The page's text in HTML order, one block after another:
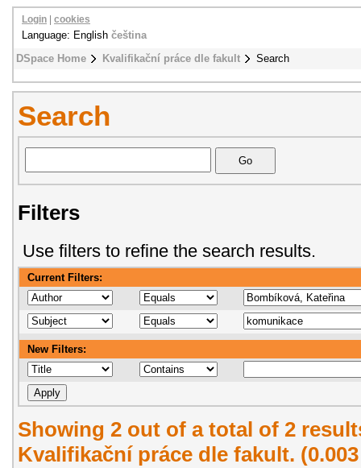
DSpace Home Kvalifikační práce dle fakult Search
Login cookies
Language: English čeština
Search
Filters
Use filters to refine the search results.
Current Filters:
New Filters:
Showing 2 out of a total of 2
Kvalifikační práce dle fakult.